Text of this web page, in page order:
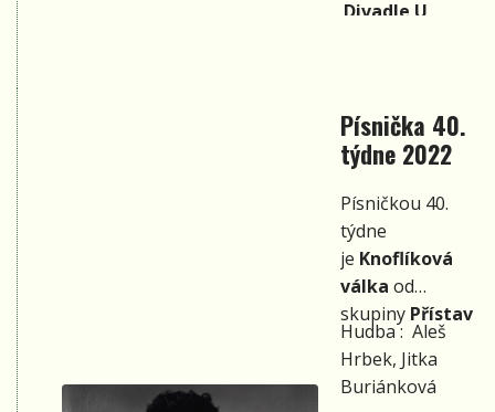
v kavárně
Boleslavi.
Divadle U
je v plném
proudu.V
pátek 21. října
2022od 19:00
hodin Vám
tentokrát
nabídneme
výhradně
autorskou
tvorbu jak po
stránce
Písnička 40.
týdne 2022
Písničkou 40.
týdne
je Knoflíková
válka od
skupiny Přístav
Hudba : Aleš
Hrbek, Jitka
Buriánková